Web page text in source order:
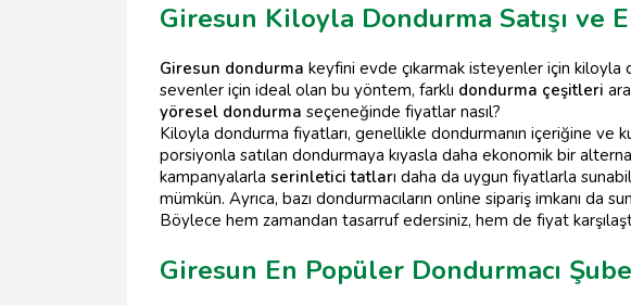
Giresun Kiloyla Dondurma Satışı ve
Giresun dondurma keyfini evde çıkarmak isteyenler için kiloyla
sevenler için ideal olan bu yöntem, farklı dondurma çeşitleri
yöresel dondurma seçeneğinde fiyatlar nasıl?
Kiloyla dondurma fiyatları, genellikle dondurmanın içeriğine
porsiyonla satılan dondurmaya kıyasla daha ekonomik bir
kampanyalarla serinletici tatları daha da uygun fiyatlarla
mümkün. Ayrıca, bazı dondurmacıların online sipariş imkanı da
Böylece hem zamandan tasarruf edersiniz, hem de fiyat
Giresun En Popüler Dondurmacı